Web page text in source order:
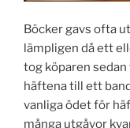
Böcker gavs ofta
lämpligen då ett
tog köparen
häftena till ett
vanliga ödet för
många utgåvor